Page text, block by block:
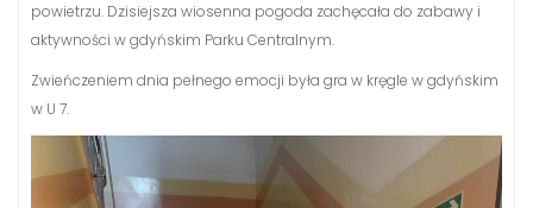
powietrzu. Dzisiejsza wiosenna pogoda zachęcała do zabawy i
aktywności w gdyńskim Parku Centralnym.
Zwieńczeniem dnia pełnego emocji była gra w kręgle w gdyńskim
w U 7.